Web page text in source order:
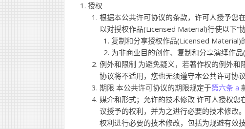
授权
根据本公共许可协议的条款，许可人授予您
以对授权作品(Licensed Material)行使以下“
复制和分享授权作品(Licensed Material)
为非商业目的创作、复制和分享演绎作
例外和限制 为避免疑义，若著作权的例外
协议将不适用，您也无须遵守本公共许可协议
期限 本公共许可协议的期限规定于第六条 a
媒介和形式；允许的技术修改 许可人授权
议授予的权利，并为之进行必要的技术修改
权利进行必要的技术修改，包括为规避有效